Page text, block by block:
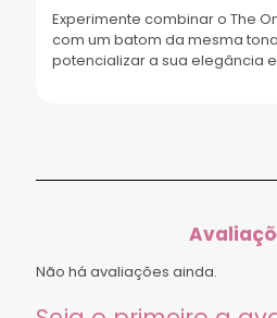
Experimente combinar o The
com um batom da mesma
potencializar a sua elegância
Não há avaliações ainda.